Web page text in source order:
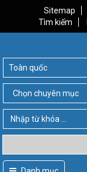
Sitemap
Tìm kiếm